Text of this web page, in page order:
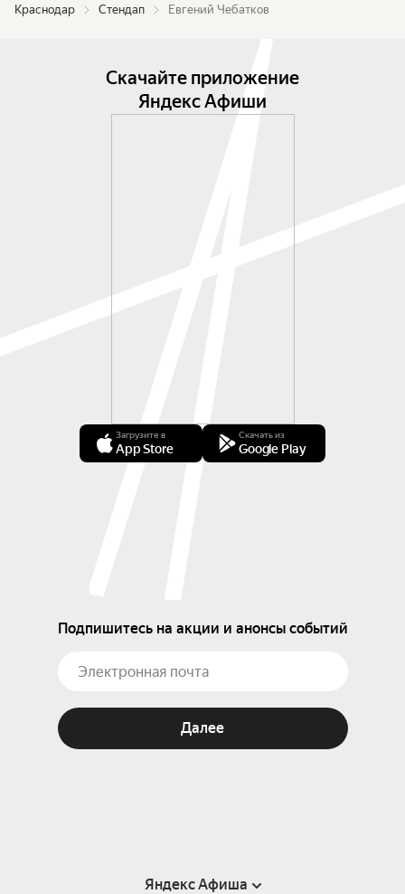
Краснодар Стендап Евгений Чебатков
Скачайте приложение
Яндекс Афиши
Загрузите в
App Store
Скачать из
Google Play
Подпишитесь на акции и анонсы событий
Далее
Яндекс Афиша